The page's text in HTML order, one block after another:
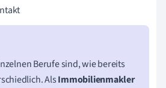
Berufe sind, wie bereits
AlsImmobilienmakler